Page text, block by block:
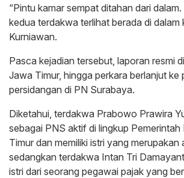
“Pintu kamar sempat ditahan dari
kedua terdakwa terlihat berada di dalam
Kurniawan.
Pasca kejadian tersebut, laporan resmi
Jawa Timur, hingga perkara berlanjut ke
persidangan di PN Surabaya.
Diketahui, terdakwa Prabowo Prawira
sebagai PNS aktif di lingkup
Timur dan memiliki istri yang
sedangkan terdakwa Intan Tri
istri dari seorang pegawai pajak yang